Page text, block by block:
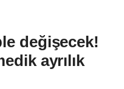
değişecek!
ayrılık